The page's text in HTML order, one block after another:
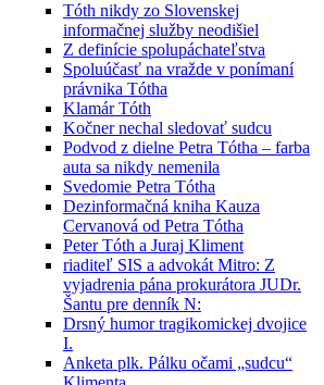
Tóth nikdy zo Slovenskej
informačnej služby neodišiel
Z definície spolupáchateľstva
Spoluúčasť na vražde v ponímaní
právnika Tótha
Klamár Tóth
Kočner nechal sledovať sudcu
Podvod z dielne Petra Tótha – farba
auta sa nikdy nemenila
Svedomie Petra Tótha
Dezinformačná kniha Kauza
Cervanová od Petra Tótha
Peter Tóth a Juraj Kliment
riaditeľ SIS a advokát Mitro: Z
vyjadrenia pána prokurátora JUDr.
Šantu pre denník N:
Drsný humor tragikomickej dvojice
I.
Anketa plk. Pálku očami „sudcu“